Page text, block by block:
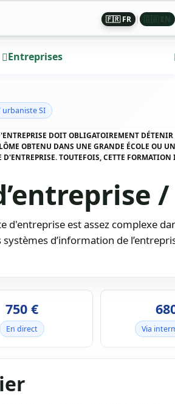
🇫🇷 FR |
Entreprises
urbaniste SI
DOIT OBLIGATOIREMENT
OBTENU DANS UNE GRANDE ÉCOLE OU
TOUTEFOIS, CETTE
d'entreprise est assez complexe
d’information de
750 €
En direct Via